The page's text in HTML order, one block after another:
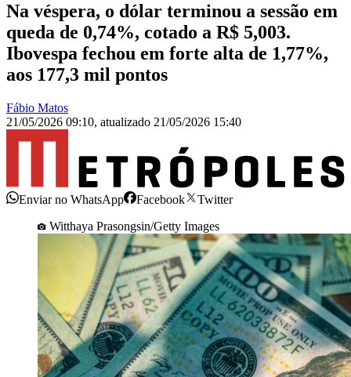
Na véspera, o dólar terminou a sessão em
queda de 0,74%, cotado a R$ 5,003.
Ibovespa fechou em forte alta de 1,77%,
aos 177,3 mil pontos
Fábio Matos
21/05/2026 09:10, atualizado 21/05/2026 15:40
Enviar no WhatsApp Facebook
Twitter
Witthaya Prasongsin/Getty Images